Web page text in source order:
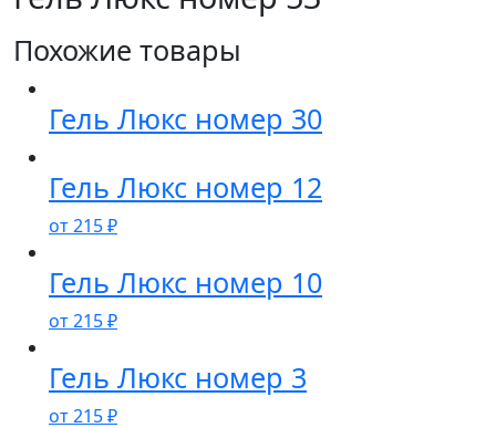
Похожие товары
Гель Люкс номер 30
Гель Люкс номер 12
от215₽
Гель Люкс номер 10
от215₽
Гель Люкс номер 3
от215₽